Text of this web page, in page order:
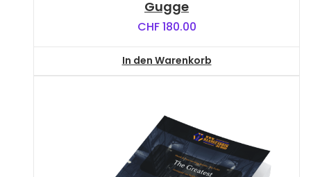
Gugge
CHF180.00
In den Warenkorb